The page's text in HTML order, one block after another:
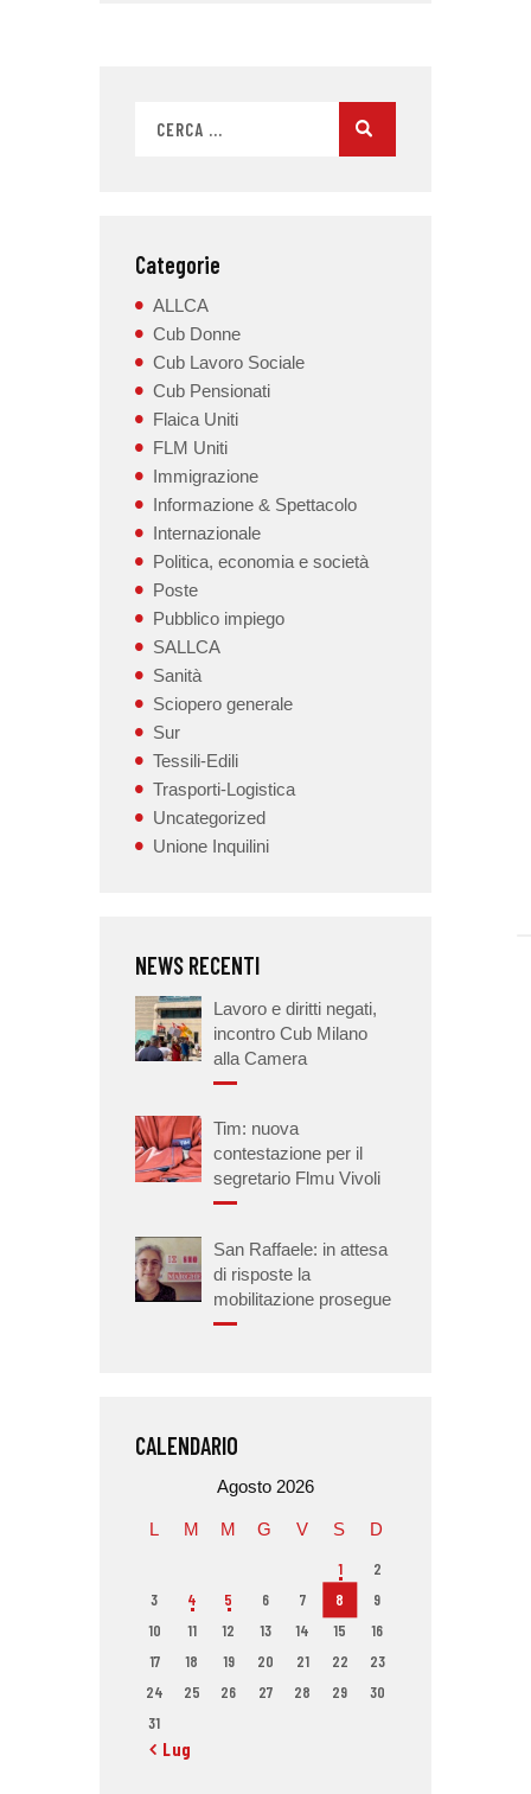
Categorie
ALLCA
Cub Donne
Cub Lavoro Sociale
Cub Pensionati
Flaica Uniti
FLM Uniti
Immigrazione
Informazione & Spettacolo
Internazionale
Politica, economia e società
Poste
Pubblico impiego
SALLCA
Sanità
Sciopero generale
Sur
Tessili-Edili
Trasporti-Logistica
Uncategorized
Unione Inquilini
NEWS RECENTI
Lavoro e diritti negati,
incontro Cub Milano
alla Camera
Tim: nuova
contestazione per il
segretario Flmu Vivoli
San Raffaele: in attesa
di risposte la
mobilitazione prosegue
CALENDARIO
Agosto 2026
L M M G V S D
1
2
3
4 5 6 7 8
9
10
11 12 13 14 15
16
17
18 19 20 21 22
23
24
25 26 27 28 29
30
31
« Lug